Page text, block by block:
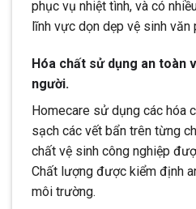
phục vụ nhiệt tình, và có
lĩnh vực dọn dẹp vệ sinh văn
Hóa chất sử dụng an toàn
người.
Homecare sử dụng các hóa
sạch các vết bẩn trên từng
chất vệ sinh công nghiệp
Chất lượng được kiểm định
môi trường.